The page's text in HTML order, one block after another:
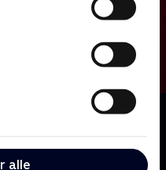
alle
med andre og yde